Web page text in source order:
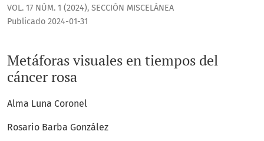
VOL. 17 NÚM. 1 (2024), SECCIÓN MISCELÁNEA
Metáforas visuales en tiempos del
cáncer rosa
Publicado 2024-01-31
Alma Luna Coronel
Rosario Barba González